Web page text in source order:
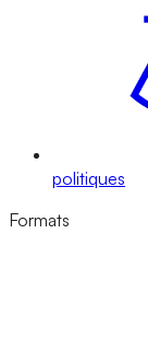
politiques
Formats